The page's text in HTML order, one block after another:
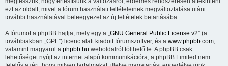
ezt az oldalt, mivel a fórum használati feltételeinek megváltoztatása utáni
további használatával beleegyezel az új feltételek betartásába.
A fórumot a phpBB hajtja, mely egy a „GNU General Public License v2” (a
továbbiakban „GPL”) licenc alatt kiadott fórumszoftver, és a www.phpbb.com,
valamint magyarul a phpbb.hu weboldalról tölthető le. A phpBB csak
lehetőséget nyújt az internet alapú kommunikációra; a phpBB Limited nem